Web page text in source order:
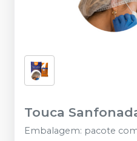
Touca
Embalagem: pacote